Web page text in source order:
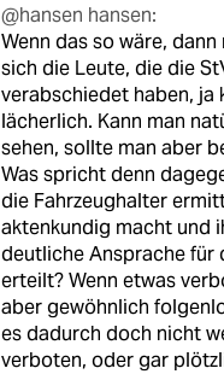
@hansen hansen:
Wenn das so wäre, dann
sich die Leute, die die
verabschiedet haben, ja
lächerlich. Kann man
sehen, sollte man aber
Was spricht denn
die Fahrzeughalter
aktenkundig macht und
deutliche Ansprache für
erteilt? Wenn etwas
aber gewöhnlich
es dadurch doch nicht
verboten, oder gar